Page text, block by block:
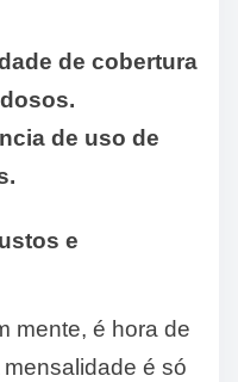
de cobertura
de uso de
e
mente, é hora de
é só